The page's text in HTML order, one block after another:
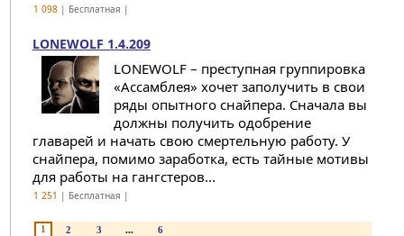
1 098| Бесплатная |
LONEWOLF 1.4.209
LONEWOLF – преступная группировка
«Ассамблея» хочет заполучить в свои
ряды опытного снайпера. Сначала вы
должны получить одобрение
главарей и начать свою смертельную работу. У
снайпера, помимо заработка, есть тайные мотивы
для работы на гангстеров...
1 251 | Бесплатная |
1 2 3 ... 6